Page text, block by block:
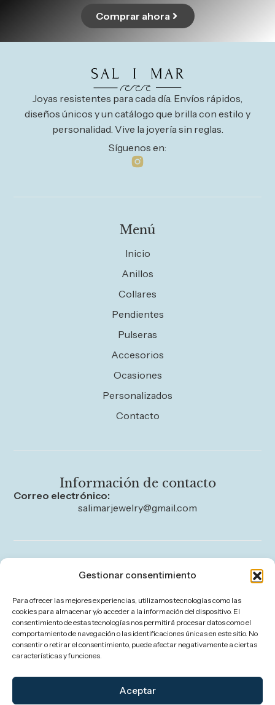
Gestionar consentimiento
Para ofrecer las mejores experiencias, utilizamos tecnologías como las
cookies para almacenar y/o acceder a la información del dispositivo. El
consentimiento de estas tecnologías nos permitirá procesar datos como el
comportamiento de navegación o las identificaciones únicas en este sitio. No
consentir o retirar el consentimiento, puede afectar negativamente a ciertas
características y funciones.
Aceptar
Comprar ahora
Joyas resistentes para cada día. Envíos rápidos,
diseños únicos y un catálogo que brilla con estilo y
personalidad. Vive la joyería sin reglas.
Síguenos en:
Menú
Inicio
Anillos
Collares
Pendientes
Pulseras
Accesorios
Ocasiones
Personalizados
Contacto
Información de contacto
Correo electrónico:
salimarjewelry@gmail.com
Política de privacidad
Política de cookies (UE)
Política de envíos y devoluciones